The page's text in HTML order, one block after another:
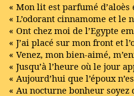
« Mon lit est parfumé
« L’odorant cinnamome et le
« Ont chez moi de l’Egypte
« J’ai placé sur mon front et
« Venez, mon bien-aimé,
« Jusqu’à l’heure où le jour
« Aujourd’hui que l’époux
« Au nocturne bonheur soyez